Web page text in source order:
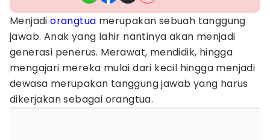
Menjadiorangtua merupakan sebuah tanggung
jawab. Anak yang lahir nantinya akan menjadi
generasi penerus. Merawat, mendidik, hingga
mengajari mereka mulai dari kecil hingga menjadi
dewasa merupakan tanggung jawab yang harus
dikerjakan sebagai orangtua.